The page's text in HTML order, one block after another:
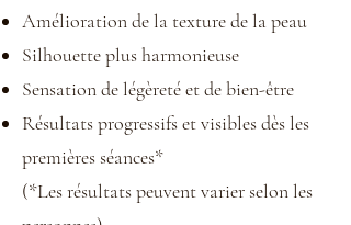
Amélioration de la texture de la peau
Silhouette plus harmonieuse
Sensation de légèreté et de bien-être
Résultats progressifs et visibles dès les
premières séances*
(*Les résultats peuvent varier selon les